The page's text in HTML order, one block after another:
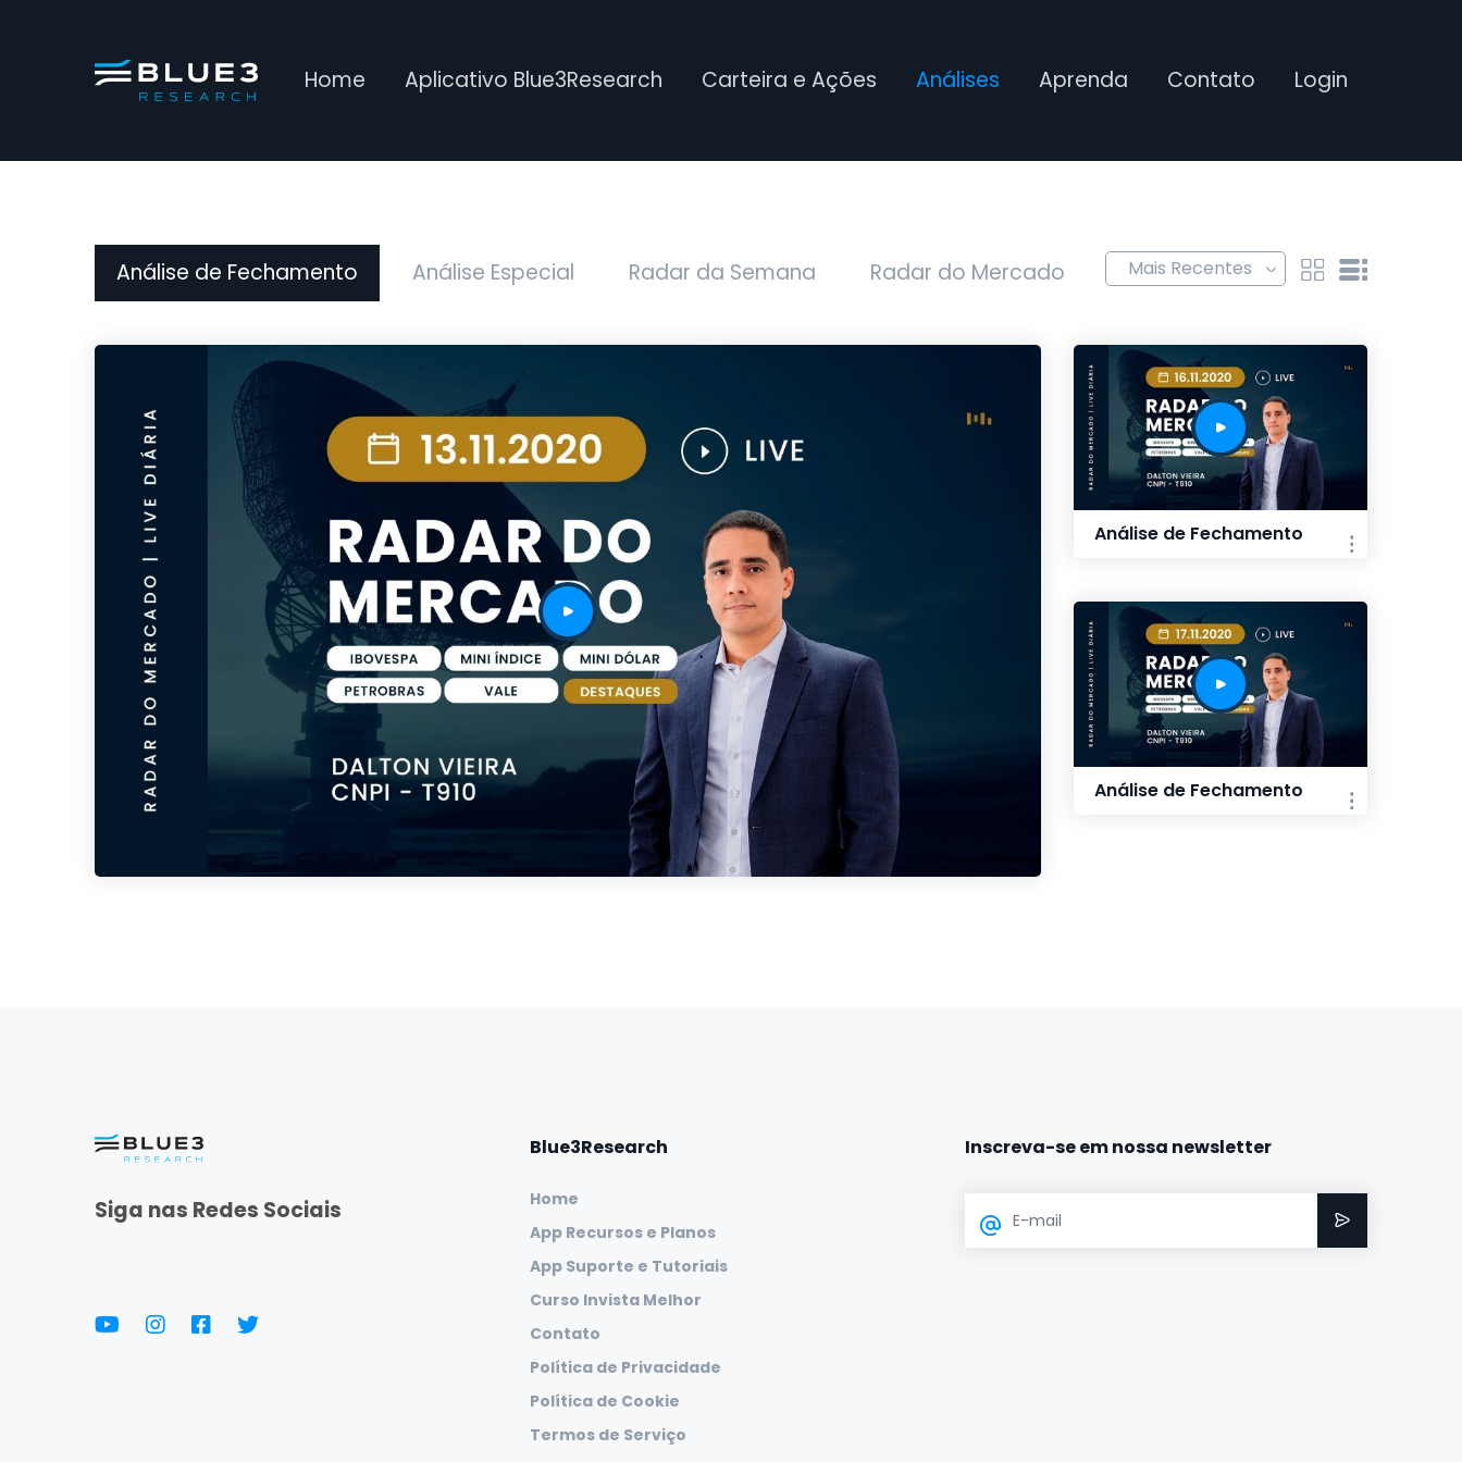
Home Aplicativo Blue3Research Carteira e Ações Análises Aprenda Contato Login
Análise de Fechamento Análise Especial Radar da Semana Radar do Mercado
Análise de Fechamento
Análise de Fechamento
Siga nas Redes Sociais
Blue3Research
Home
App Recursos e Planos
App Suporte e Tutoriais
Curso Invista Melhor
Contato
Política de Privacidade
Política de Cookie
Termos de Serviço
Inscreva-se em nossa newsletter